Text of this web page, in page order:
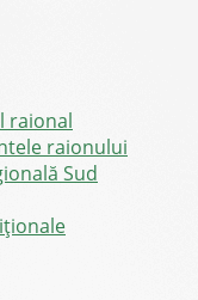
raional
raionului
Sud